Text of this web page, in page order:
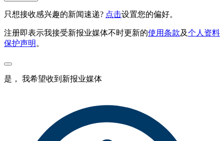
只想接收感兴趣的新闻速递? 点击设置您的偏好。
注册即表示我接受新报业媒体不时更新的使用条款及个人资料
保护声明 。
是， 我希望收到新报业媒体